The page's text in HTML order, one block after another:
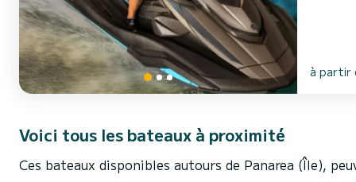
à partir
Voici tous les bateaux à proximité
Ces bateaux disponibles autours de Panarea (Île),